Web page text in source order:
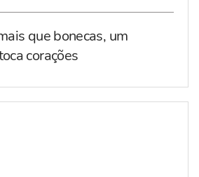
que bonecas, um
corações